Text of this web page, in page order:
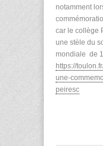
notamment
car le collège
une stèle du
mondiale de
https://
une-
peiresc